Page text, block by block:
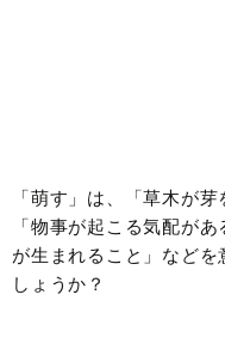
「萌す」は、「草木が
「物事が起こる気配が
が生まれること」など
しょうか？